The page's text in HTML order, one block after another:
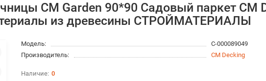
CM Garden 90*90 Садовый паркет CM
из древесины СТРОЙМАТЕРИАЛЫ
Модель:
С-000089049
Производитель:
CM Decking
0